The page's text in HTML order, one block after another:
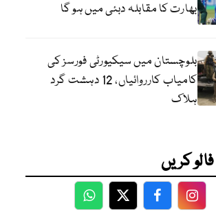
بھارت کا مقابلہ دبئی میں ہو گا
بلوچستان میں سیکیورٹی فورسز کی
کامیاب کارروائیاں، 12 دہشت گرد
ہلاک
کریں
WhatsApp
TwitterFacebook